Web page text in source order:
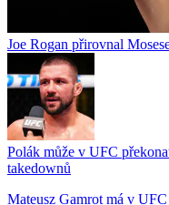
Joe Rogan přirovnal
Polák může v UFC
takedownů
Mateusz Gamrot má v